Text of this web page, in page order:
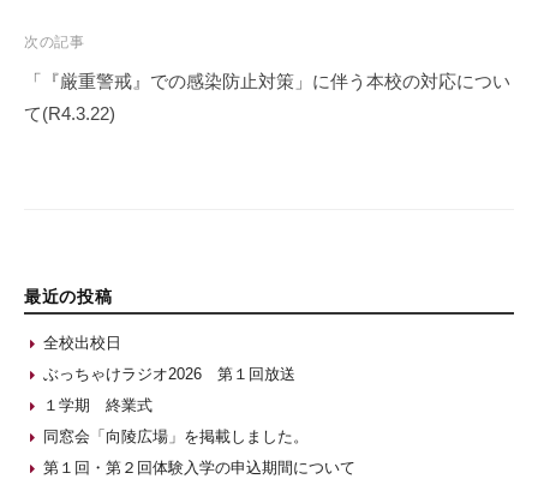
次の記事
「『厳重警戒』での感染防止対策」に伴う本校の対応につい
て(R4.3.22)
最近の投稿
全校出校日
ぶっちゃけラジオ2026 第１回放送
１学期 終業式
同窓会「向陵広場」を掲載しました。
第１回・第２回体験入学の申込期間について